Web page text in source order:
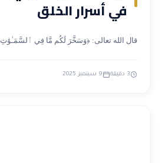
في أسرار الخلق
قال الله تعالى: ﴿وَسَخَّرَ لَكُم مَّا فِي
3 دقيقة 9 سبتمبر 2025